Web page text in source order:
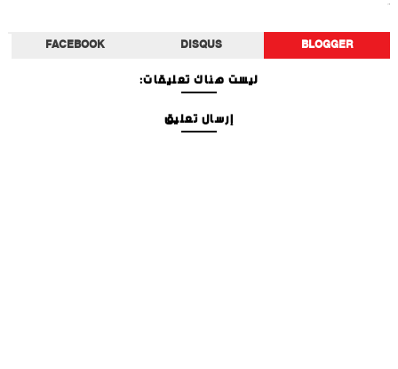
BLOGGER
DISQUS
FACEBOOK
ليست هناك تعليقات:
إرسال تعليق